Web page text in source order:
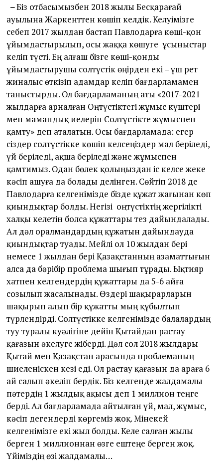
–Біз отбасымызбен 2018 жылы Бесқарағай
ауылына Жаркенттен көшіп келдік. Келуімізге
себеп 2017 жылдан бастап Павлодарға көші-қон
ұйымдастырылып, осы жаққа көшуге ұсыныстар
келіп түсті. Ең алғаш бізге көші-қонды
ұйымдастырушы солтүстік өңірден екі – үш рет
жиналыс өткізіп адамдар келіп бағдарламамен
таныстырды. Ол бағдарламаның аты «2017-2021
жылдарға арналған Оңтүстіктегі жұмыс күштері
мен мамандық иелерін Солтүстікте жұмыспен
қамту» деп аталатын. Осы бағдарламада: егер
сіздер солтүстікке көшіп келсеңіздер мал беріледі,
үй беріледі, ақша беріледі және жұмыспен
қамтимыз. Одан бөлек қолыңыздан іс келсе жеке
кәсіп ашуға да болады делінген. Сөйтіп 2018 де
Павлодарға келгенімізде бізде құжат жағынан көп
қиындықтар болды. Негізі оңтүстіктің жергілікті
халқы келетін болса құжаттары тез дайындалады.
Ал дәл оралмандардың құжатын дайындауда
қиындықтар туады. Мейлі ол 10 жылдан бері
немесе 1 жылдан бері Қазақстанның азаматтығын
алса да бәрібір проблема шығып тұрады. Ықтияр
хатпен келгендердің құжаттары да 5-6 айға
созылып жасалынады. Өздері шақырарларын
шақырып алып бір құжатты мың құбылтып
түрлендірді. Солтүстікке келгенімізде балалардың
туу туралы куәлігіне дейін Қытайдан растау
қағазын әкелуге жіберді. Дәл сол 2018 жылдары
Қытай мен Қазақстан арасында проблеманың
шиеленіскен кезі еді. Ол растау қағазын да араға 6
ай салып әкеліп бердік. Біз келгенде жалдамалы
пәтердің 1 жылдық ақысы деп 1 миллион теңге
берді. Ал бағдарламада айтылған үй, мал, жұмыс,
кәсіп дегендерді көргеміз жоқ. Мінекей
келгенімізге екі жыл болды. Келе салған жылы
берген 1 миллионнан өзге ештеңе берген жоқ.
Үйіміздің өзі жалдамалы…